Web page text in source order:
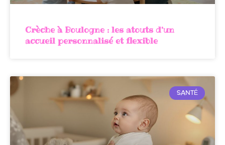
Crèche à Boulogne : les atouts d’un
accueil personnalisé et flexible
SANTÉ